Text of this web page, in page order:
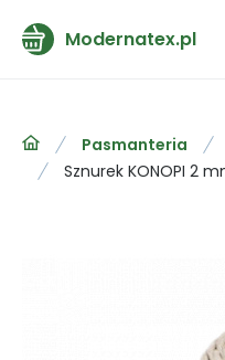
Modernatex.pl
Pasmanteria
Sznurek KONOPI 2